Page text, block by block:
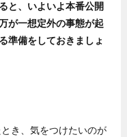
と、いよいよ本番公開
が一想定外の事態が起
準備をしておきましょ
き、気をつけたいのが